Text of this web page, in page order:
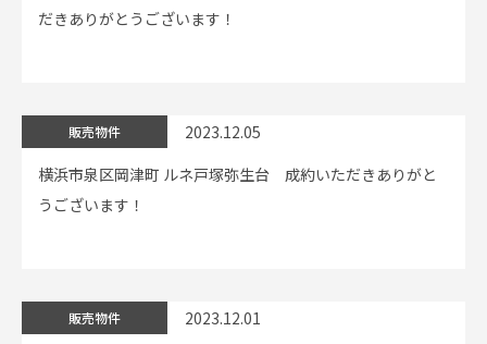
だきありがとうございます！
販売物件
2023.12.05
横浜市泉区岡津町 ルネ戸塚弥生台 成約いただきありがと
うございます！
販売物件 2023.12.01